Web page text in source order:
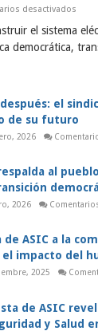
desactivados
grave
y
papel
de
los
una
el sistema
democrática,
después: el
de su futuro
2026
al
2026
de ASIC a la
el impacto del
2025
de ASIC
y Salud